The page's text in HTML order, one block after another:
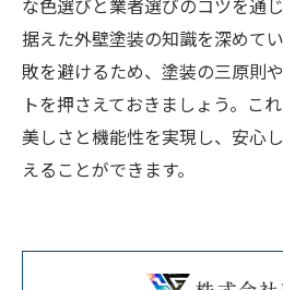
な色選びと業者選びのコツを通
据えた外壁塗装の知識を深めて
敗を避けるため、塗装の三原則
トを押さえておきましょう。こ
美しさと機能性を実現し、安心
えることができます。